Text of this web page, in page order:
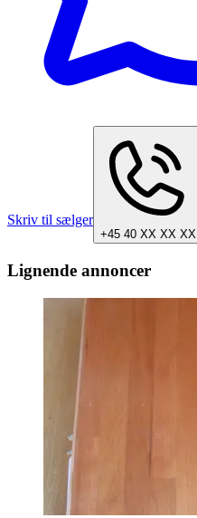
Skriv til sælger
+45 40 XX XX XX
Lignende annoncer